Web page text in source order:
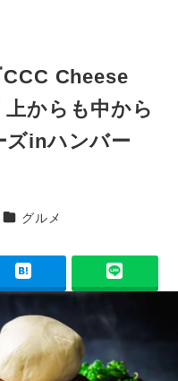
CCC Cheese
からも中から
ズinハンバー
カテゴリー
グルメ